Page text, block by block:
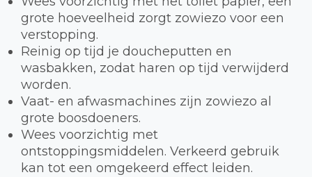
grote hoeveelheid zorgt zowiezo voor een
verstopping.
Reinig op tijd je doucheputten en
wasbakken, zodat haren op tijd verwijderd
worden.
Vaat- en afwasmachines zijn zowiezo al
grote boosdoeners.
Wees voorzichtig met
ontstoppingsmiddelen. Verkeerd gebruik
kan tot een omgekeerd effect leiden.